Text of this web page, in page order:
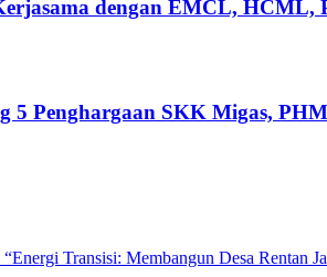
dengan EMCL, HCML,
5 Penghargaan SKK Migas,
Transisi: Membangun Desa Rentan